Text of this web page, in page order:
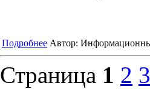
Подробнее Автор:
Страница 1 2 3